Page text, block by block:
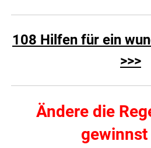
108 Hilfen für ein
>>>
Ändere die
gewinnst